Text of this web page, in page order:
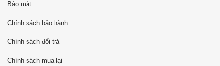
Bảo mật
Chính sách bảo hành
Chính sách đổi trả
Chính sách mua lại